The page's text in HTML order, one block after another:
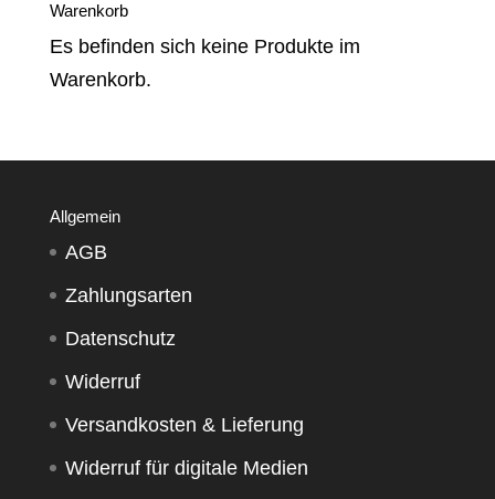
Warenkorb
Es befinden sich keine Produkte im
Warenkorb.
Allgemein
AGB
Zahlungsarten
Datenschutz
Widerruf
Versandkosten & Lieferung
Widerruf für digitale Medien